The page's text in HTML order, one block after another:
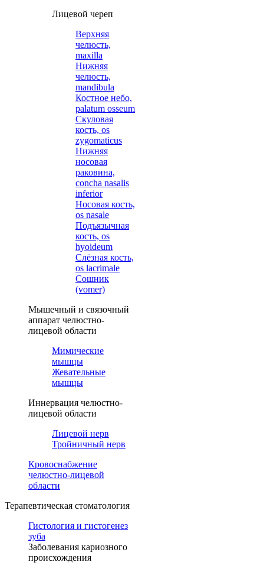
Лицевой череп
Верхняя
челюсть,
maxilla
Нижняя
челюсть,
mandibula
Костное небо,
palatum osseum
Скуловая
кость, os
zygomaticus
Нижняя
носовая
раковина,
concha nasalis
inferior
Носовая кость,
os nasale
Подъязычная
кость, os
hyoideum
Слёзная кость,
os lacrimale
Сошник
(vomer)
Мышечный и связочный
аппарат челюстно-
лицевой области
Мимические
мышцы
Жевательные
мышцы
Иннервация челюстно-
лицевой области
Лицевой нерв
Тройничный нерв
Кровоснабжение
челюстно-лицевой
области
Терапевтическая стоматология
Гистология и гистогенез
зуба
Заболевания кариозного
происхождения